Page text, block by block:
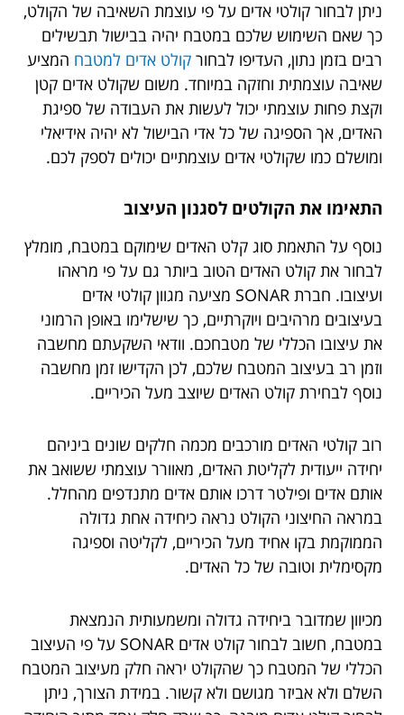
ניתן לבחור קולטי אדים על פי עוצמת השאיבה של הקולט,
כך שאם השימוש שלכם במטבח יהיה בבישול תבשילים
רבים בזמן נתון, העדיפו לבחור קולט אדים למטבח המציע
שאיבה עוצמתית וחזקה במיוחד. משום שקולט אדים קטן
וקצת פחות עוצמתי יכול לעשות את העבודה של ספיגת
האדים, אך הספיגה של כל אדי הבישול לא יהיה אידיאלי
ומושלם כמו שקולטי אדים עוצמתיים יכולים לספק לכם.
התאימו את הקולטים לסגנון העיצוב
נוסף על התאמת סוג קלט האדים שימוקם במטבח, מומלץ
לבחור את קולט האדים הטוב ביותר גם על פי מראהו
ועיצובו. חברת SONAR מציעה מגוון קולטי אדים
בעיצובים מרהיבים ויוקרתיים, כך שישלימו באופן הרמוני
את עיצובו הכללי של מטבחכם. וודאי השקעתם מחשבה
וזמן רב בעיצוב המטבח שלכם, לכן הקדישו זמן מחשבה
נוסף לבחירת קולט האדים שיוצב מעל הכיריים.
רוב קולטי האדים מורכבים מכמה חלקים שונים ביניהם
יחידה ייעודית לקליטת האדים, מאוורר עוצמתי ששואב את
אותם אדים ופילטר דרכו אותם אדים מתנדפים מהחלל.
במראה החיצוני הקולט נראה כיחידה אחת גדולה
הממוקמת בקו אחיד מעל הכיריים, לקליטה וספיגה
מקסימלית וטובה של כל האדים.
מכיוון שמדובר ביחידה גדולה ומשמעותית הנמצאת
במטבח, חשוב לבחור קולט אדים SONAR על פי העיצוב
הכללי של המטבח כך שהקולט יראה חלק מעיצוב המטבח
השלם ולא אביזר מגושם ולא קשור. במידת הצורך, ניתן